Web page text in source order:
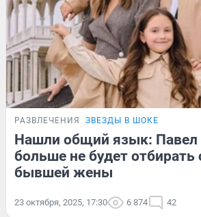
РАЗВЛЕЧЕНИЯ ЗВЕЗДЫ В ШОКЕ
Нашли общий язык:
больше не будет отбирать
бывшей жены
23 октября, 2025, 17:30 6 874 42